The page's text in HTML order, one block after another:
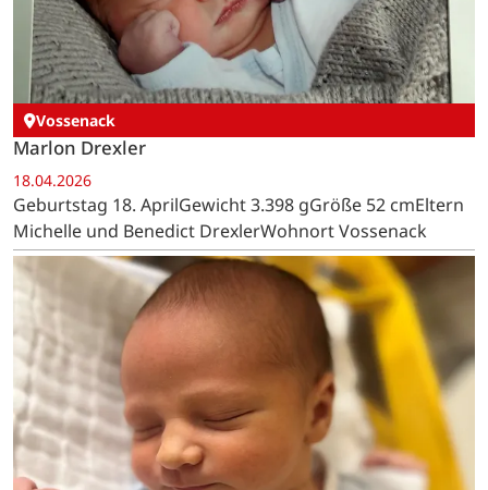
Vossenack
Marlon Drexler
18.04.2026
Geburtstag 18. AprilGewicht 3.398 gGröße 52 cmEltern
Michelle und Benedict DrexlerWohnort Vossenack